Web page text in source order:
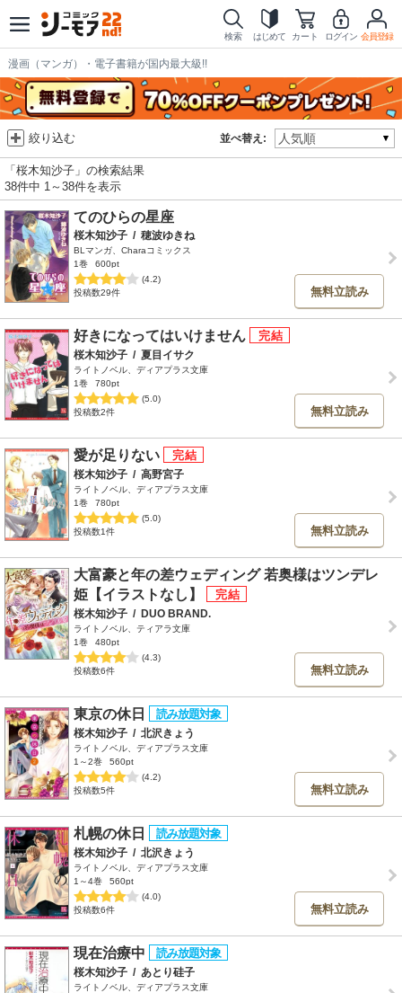
検索 はじめて カート ログイン 会員登録
漫画（マンガ）・電子書籍が国内最大級!!
並べ替え:
絞り込む
「桜木知沙子」の検索結果
38件中 1～38件を表示
てのひらの星座
桜木知沙子 / 穂波ゆきね
BLマンガ、Charaコミックス
1巻
600pt
(4.2)
投稿数29件
無料立読み
好きになってはいけません
桜木知沙子 / 夏目イサク
ライトノベル、ディアプラス文庫
1巻
780pt
(5.0)
投稿数2件
無料立読み
愛が足りない
桜木知沙子 / 高野宮子
ライトノベル、ディアプラス文庫
1巻
780pt
(5.0)
投稿数1件
無料立読み
大富豪と年の差ウェディング 若奥様はツンデレ
姫【イラストなし】
桜木知沙子 / DUO BRAND.
ライトノベル、ティアラ文庫
1巻
480pt
(4.3)
投稿数6件
無料立読み
東京の休日
桜木知沙子 / 北沢きょう
ライトノベル、ディアプラス文庫
1～2巻
560pt
(4.2)
投稿数5件
無料立読み
札幌の休日
桜木知沙子 / 北沢きょう
ライトノベル、ディアプラス文庫
1～4巻
560pt
(4.0)
投稿数6件
無料立読み
現在治療中
桜木知沙子 / あとり硅子
ライトノベル、ディアプラス文庫